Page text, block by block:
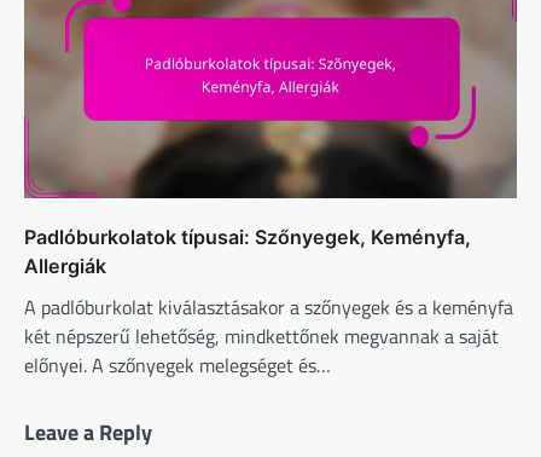
Padlóburkolatok típusai: Szőnyegek, Keményfa,
Allergiák
A padlóburkolat kiválasztásakor a szőnyegek és a keményfa
két népszerű lehetőség, mindkettőnek megvannak a saját
előnyei. A szőnyegek melegséget és…
Leave a Reply